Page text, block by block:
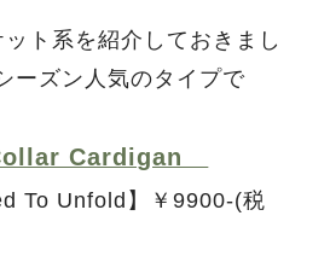
ト系を紹介しておきまし
ーズン人気のタイプで
Cardigan
To Unfold】￥9900-(税